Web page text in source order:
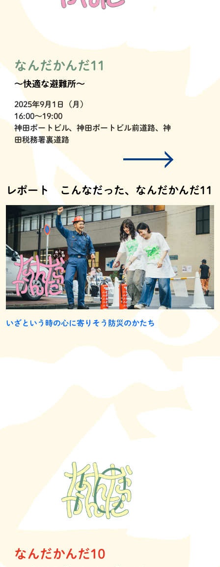
なんだかんだ11
〜快適な避難所〜
2025年9月1日（月）
16:00〜19:00
神田ポートビル、神田ポートビル前道路、神
田税務署裏道路
レポート こんなだった、なんだかんだ11
いざという時の心に寄りそう防災のかたち
なんだかんだ10